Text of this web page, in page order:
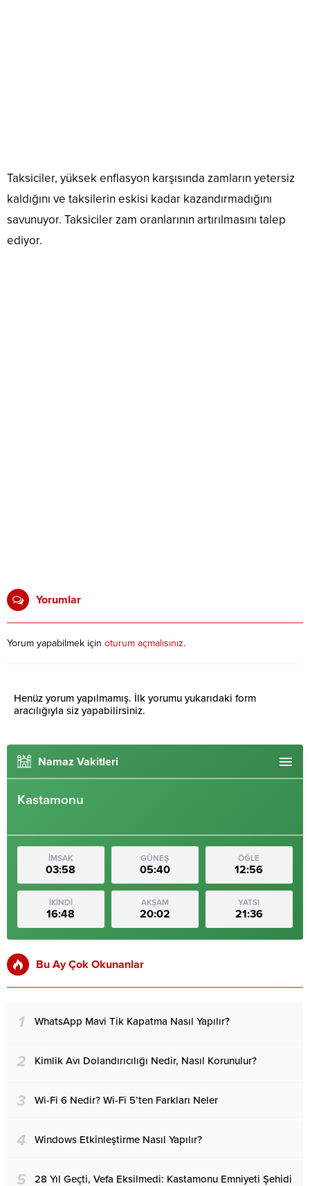
Taksiciler, yüksek enflasyon karşısında zamların yetersiz
kaldığını ve taksilerin eskisi kadar kazandırmadığını
savunuyor. Taksiciler zam oranlarının artırılmasını talep
ediyor.
Yorumlar
Yorum yapabilmek için oturum açmalısınız.
Henüz yorum yapılmamış. İlk yorumu yukarıdaki form
aracılığıyla siz yapabilirsiniz.
Namaz Vakitleri
Kastamonu
İMSAK
03:58
GÜNEŞ
05:40
ÖĞLE
12:56
İKİNDİ
16:48
AKŞAM
20:02
YATSI
21:36
Bu Ay Çok Okunanlar
1 WhatsApp Mavi Tik Kapatma Nasıl Yapılır?
2 Kimlik Avı Dolandırıcılığı Nedir, Nasıl Korunulur?
3 Wi-Fi 6 Nedir? Wi-Fi 5’ten Farkları Neler
4 Windows Etkinleştirme Nasıl Yapılır?
5 28 Yıl Geçti, Vefa Eksilmedi: Kastamonu Emniyeti Şehidi